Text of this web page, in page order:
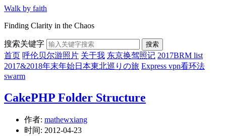
Walk by faith
Finding Clarity in the Chaos
搜索关键字 搜索
首页 呼伦贝尔游照片 关于我 东京换驾照记 2017BRM list
2017&2018年末年始日本東北巡りの旅 Express vpn看环法
swarm
CakePHP Folder Structure
作者: mathewxiang
时间: 2012-04-23